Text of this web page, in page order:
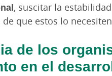
, suscitar la
que estos lo
de los
en el